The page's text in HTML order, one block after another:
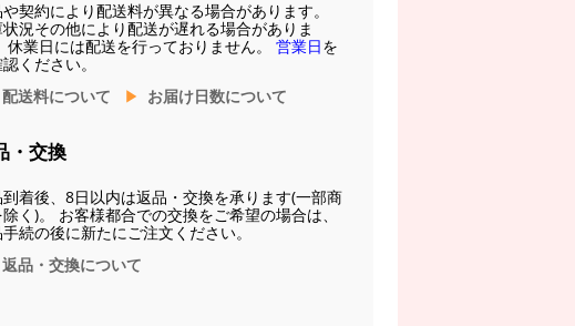
契約により配送料が異なる場合があります。
況その他により配送が遅れる場合がありま
休業日には配送を行っておりません。 営業日を
ください。
配送料について
お届け日数について
・交換
着後、8日以内は返品・交換を承ります(一部商
く)。 お客様都合での交換をご希望の場合は、
続の後に新たにご注文ください。
返品・交換について